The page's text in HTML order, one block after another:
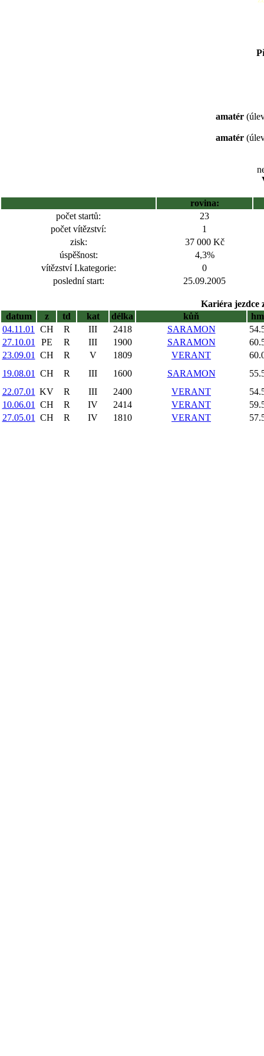
amatér
amatér
rovina:
počet startů:
23
počet vítězství:
1
zisk:
37 000 Kč
úspěšnost:
4,3%
vítězství I.kategorie:
0
poslední start:
25.09.2005
Kariéra jezdce
datum
z td kat délka kůň
hm
04.11.01
CH R III 2418 SARAMON
27.10.01
PE R III 1900 SARAMON
23.09.01
CH R V 1809 VERANT
19.08.01
CH R III 1600 SARAMON
22.07.01 KV R III 2400 VERANT
10.06.01
CH R IV 2414 VERANT
27.05.01
CH R IV 1810 VERANT